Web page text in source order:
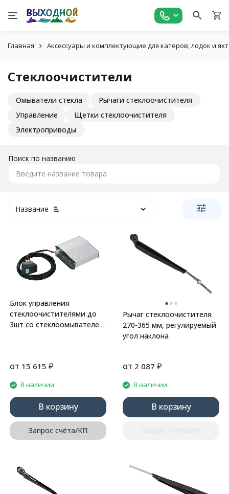
Главная Аксессуары и комплектующие для катеров, лодок и яхт
Стеклоочистители
Омыватели стекла
Рычаги стеклоочистителя
Управление
Щетки стеклоочистителя
Электроприводы
Поиск по названию
Название
Блок управления
стеклоочистителями до
3шт со стеклоомывателем
от 15 615 ₽
В наличии
В корзину
Запрос счёта/КП
Рычаг стеклоочистителя
270-365 мм, регулируемый
угол наклона
от 2 087 ₽
В наличии
В корзину